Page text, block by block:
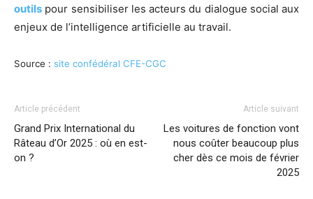
outils pour sensibiliser les acteurs du dialogue social aux
enjeux de l’intelligence artificielle au travail.
Source : site confédéral CFE-CGC
Article précédent
Grand Prix International du
Râteau d’Or 2025 : où en est-
on ?
Article suivant
Les voitures de fonction vont
nous coûter beaucoup plus
cher dès ce mois de février
2025